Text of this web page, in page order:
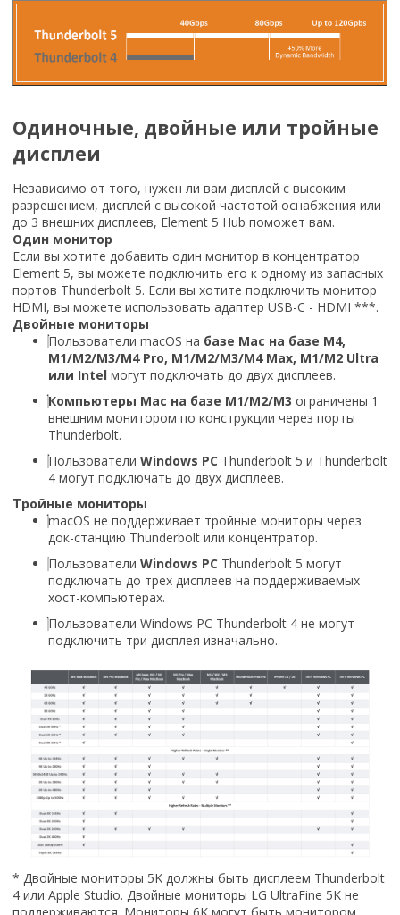
Одиночные, двойные или тройные
дисплеи
Независимо от того, нужен ли вам дисплей с высоким
разрешением, дисплей с высокой частотой оснабжения или
до 3 внешних дисплеев, Element 5 Hub поможет вам.
Один монитор
Если вы хотите добавить один монитор в концентратор
Element 5, вы можете подключить его к одному из запасных
портов Thunderbolt 5. Если вы хотите подключить монитор
HDMI, вы можете использовать адаптер USB-C - HDMI ***.
Двойные мониторы
Пользователи macOS на базе Mac на базе M4,
M1/M2/M3/M4 Pro, M1/M2/M3/M4 Max, M1/M2 Ultra
или Intel могут подключать до двух дисплеев.
Компьютеры Mac на базе M1/M2/M3 ограничены 1
внешним монитором по конструкции через порты
Thunderbolt.
Пользователи Windows PC Thunderbolt 5 и Thunderbolt
4 могут подключать до двух дисплеев.
Тройные мониторы
macOS не поддерживает тройные мониторы через
док-станцию Thunderbolt или концентратор.
Пользователи Windows PC Thunderbolt 5 могут
подключать до трех дисплеев на поддерживаемых
хост-компьютерах.
Пользователи Windows PC Thunderbolt 4 не могут
подключить три дисплея изначально.
* Двойные мониторы 5K должны быть дисплеем Thunderbolt
4 или Apple Studio. Двойные мониторы LG UltraFine 5K не
поддерживаются. Мониторы 6K могут быть монитором